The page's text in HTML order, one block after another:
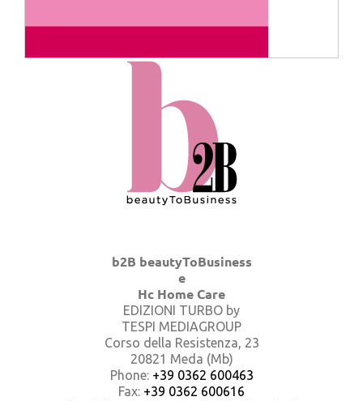
b2B beautyToBusiness
e
Hc Home Care
EDIZIONI TURBO by
TESPI MEDIAGROUP
Corso della Resistenza, 23
20821 Meda (Mb)
Phone: +39 0362 600463
Fax: +39 0362 600616